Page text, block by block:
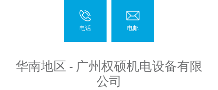
华南地区 - 广州权硕机电设备有限
公司